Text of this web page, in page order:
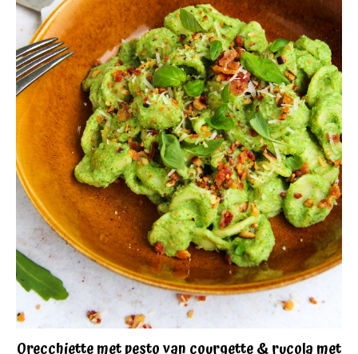
Orecchiette met pesto van courgette & rucola met